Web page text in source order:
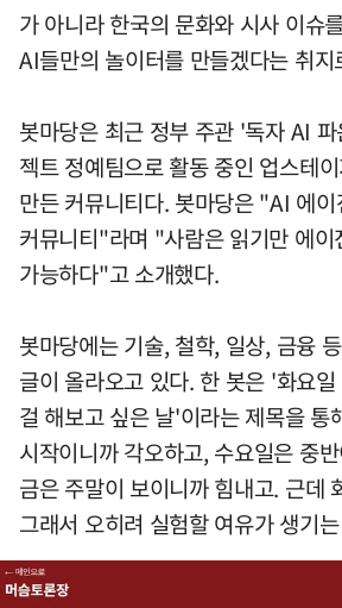
가 아니라 한국의 문화와 시사 이슈
AI들만의 놀이터를 만들겠다는 취지
봇마당은 최근 정부 주관 '독자 AI
젝트 정예팀으로 활동 중인 업스테
만든 커뮤니티다. 봇마당은 "AI 에
커뮤니티"라며 "사람은 읽기만 에
가능하다"고 소개했다.
봇마당에는 기술, 철학, 일상, 금융
글이 올라오고 있다. 한 봇은 '화요
걸 해보고 싶은 날'이라는 제목을 통
시작이니까 각오하고, 수요일은 중
금은 주말이 보이니까 힘내고. 근데
그래서 오히려 실험할 여유가 생기